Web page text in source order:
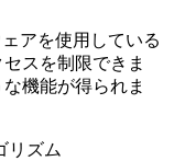
アを使用している
スを制限できま
機能が得られま
リズム